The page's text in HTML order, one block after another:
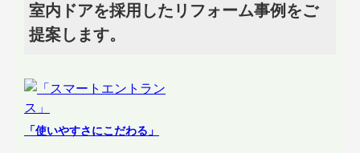
室内ドアを採用したリフォーム事例をご
提案します。
「使いやすさにこだわる」